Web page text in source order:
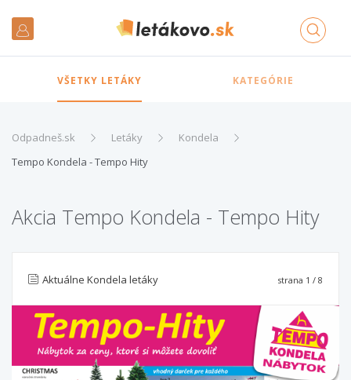
VŠETKY LETÁKY KATEGÓRIE
Odpadneš.sk Letáky
Kondela
Tempo Kondela - Tempo Hity
Akcia Tempo Kondela - Tempo Hity
Aktuálne Kondela letáky strana 1 / 8